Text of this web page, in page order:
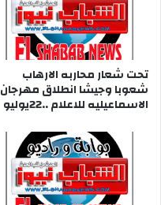
تحت شعار محاربه الارهاب
شعوبا وجيشا انطلاق مهرجان
الاسماعيليه للاعلام ..22يوليو